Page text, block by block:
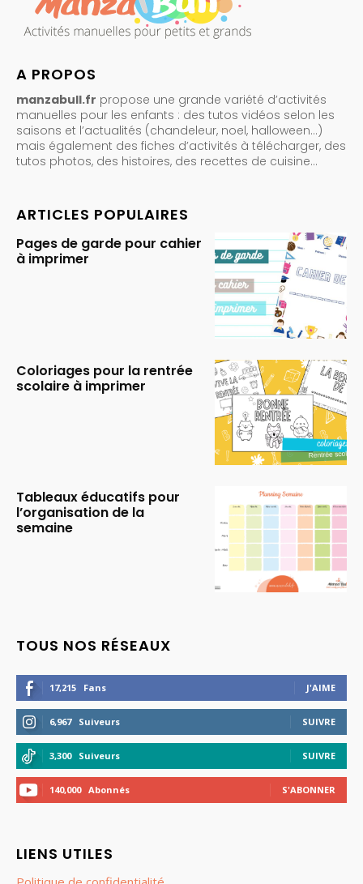
A PROPOS
manzabull.fr propose une grande variété d’activités
manuelles pour les enfants : des tutos vidéos selon les
saisons et l’actualités (chandeleur, noel, halloween…)
mais également des fiches d’activités à télécharger, des
tutos photos, des histoires, des recettes de cuisine…
ARTICLES POPULAIRES
Pages de garde pour cahier
à imprimer
Coloriages pour la rentrée
scolaire à imprimer
Tableaux éducatifs pour
l’organisation de la
semaine
TOUS NOS RÉSEAUX
17,215 Fans J'AIME
6,967 Suiveurs SUIVRE
3,300 Suiveurs SUIVRE
140,000 Abonnés S'ABONNER
LIENS UTILES